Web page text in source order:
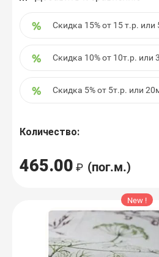
Скидка 15% от 15 т.р. или
Скидка 10% от 10т.р. или
Скидка 5% от 5т.р. или
Количество:
465.00 (пог.м.)
New !